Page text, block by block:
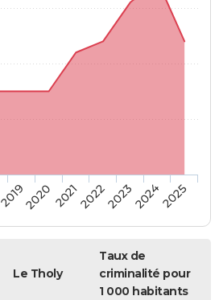
2019202020212022202320242025
Le Tholy
Taux de
criminalité pour
1 000 habitants